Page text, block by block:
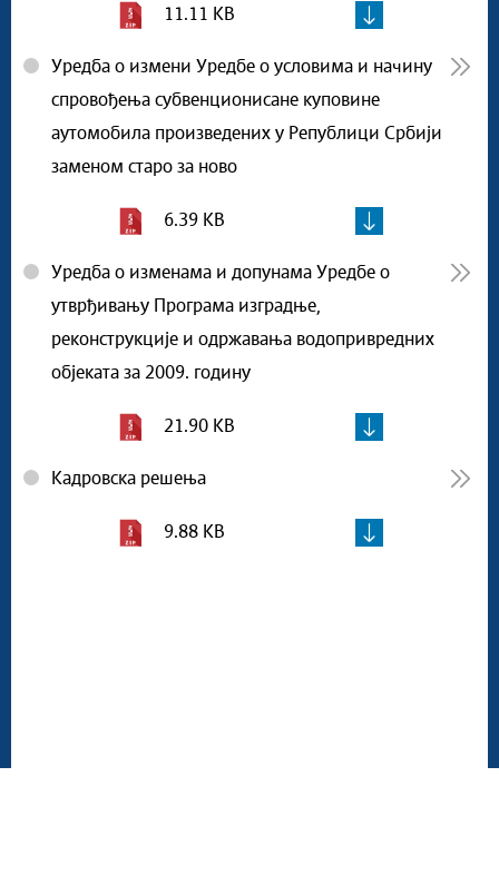
11.11 KB
Уредба о измени Уредбе о условима и начину
спровођења субвенционисане куповине
аутомобила произведених у Републици Србији
заменом старо за ново
6.39 KB
Уредба о изменама и допунама Уредбе о
утврђивању Програма изградње,
реконструкције и одржавања водопривредних
објеката за 2009. годину
21.90 KB
Кадровска решења
9.88 KB